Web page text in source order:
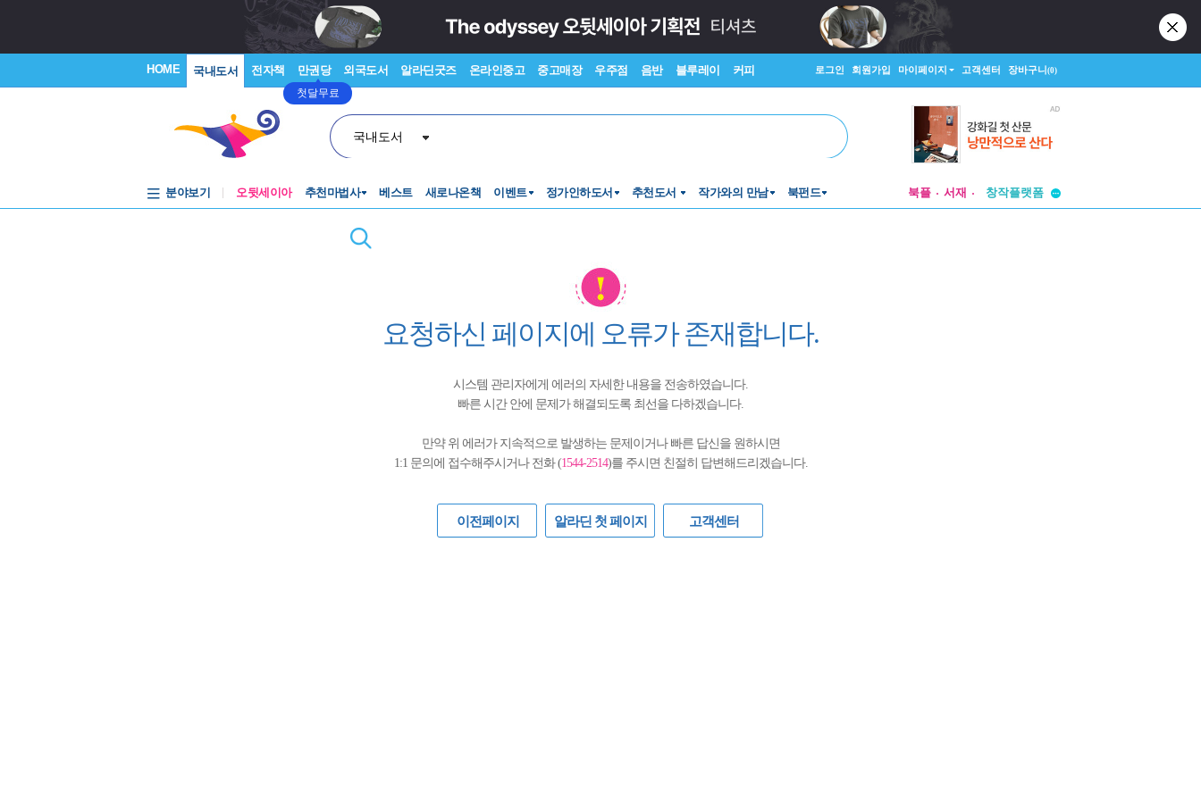
HOME 국내도서 전자책 만권당
첫달무료
외국도서 알라딘굿즈 온라인중고 중고매장 우주점 음반 블루레이 커피 로그인 회원가입 마이페이지 고객센터 장바구니(0)
국내도서
분야보기 오뒷세이아 추천마법사 베스트 새로나온책 이벤트 정가인하도서 추천도서 작가와의 만남 북펀드 북플 서재
창작플랫폼
요청하신 페이지에 오류가 존재합니다.
시스템 관리자에게 에러의 자세한 내용을 전송하였습니다.
빠른 시간 안에 문제가 해결되도록 최선을 다하겠습니다.
만약 위 에러가 지속적으로 발생하는 문제이거나 빠른 답신을 원하시면
1:1 문의에 접수해주시거나 전화 (1544-2514)를 주시면 친절히 답변해드리겠습니다.
이전페이지 알라딘 첫 페이지 고객센터